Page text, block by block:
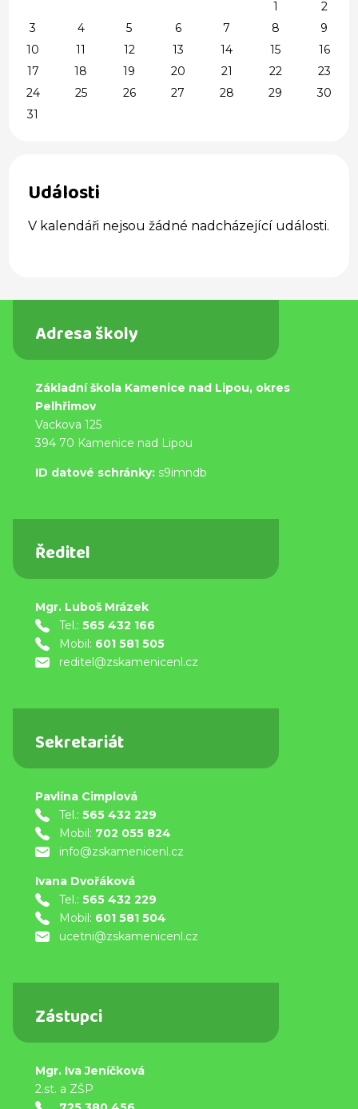
1
2
3
4 5 6 7 8
9
10
11 12 13 14 15
16
17
18 19 20 21 22
23
24
25 26 27 28 29
30
31
Události
V kalendáři nejsou žádné nadcházející události.
Adresa školy
Základní škola Kamenice nad Lipou, okres
Pelhřimov
Vackova 125
394 70 Kamenice nad Lipou
ID datové schránky: s9imndb
Ředitel
Mgr. Luboš Mrázek
Tel.: 565 432 166
Mobil: 601 581 505
reditel@zskamenicenl.cz
Sekretariát
Pavlína Cimplová
Tel.: 565 432 229
Mobil: 702 055 824
info@zskamenicenl.cz
Ivana Dvořáková
Tel.: 565 432 229
Mobil: 601 581 504
ucetni@zskamenicenl.cz
Zástupci
Mgr. Iva Jeníčková
2.st. a ZŠP